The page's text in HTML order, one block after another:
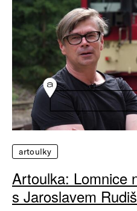
artoulky
Artoulka: Lomnice
s Jaroslavem